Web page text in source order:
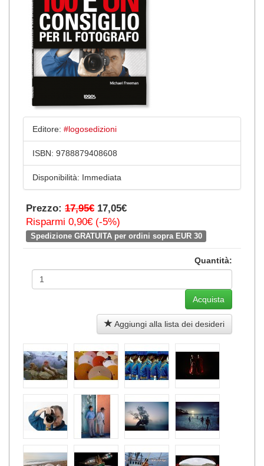
Editore: #logosedizioni
ISBN: 9788879408608
Disponibilità: Immediata
Prezzo: 17,95€ 17,05€
Risparmi 0,90€ (-5%)
Spedizione GRATUITA per ordini sopra EUR 30
Quantità:
Aggiungi alla lista dei desideri